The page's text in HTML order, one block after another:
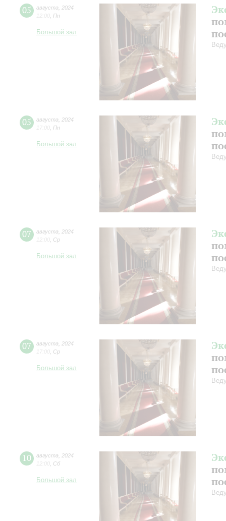
05 августа
2024
12:00 Пн
Большой зал
05 августа
2024
17:00 Пн
Большой зал
07 августа
2024
12:00 Ср
Большой зал
07 августа
2024
17:00 Ср
Большой зал
10 августа
2024
12:00 Сб
Большой зал